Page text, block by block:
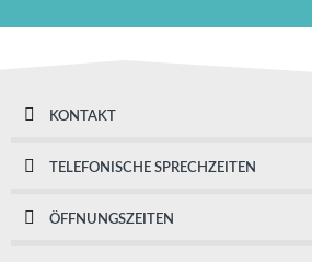
KONTAKT
TELEFONISCHE SPRECHZEITEN
ÖFFNUNGSZEITEN